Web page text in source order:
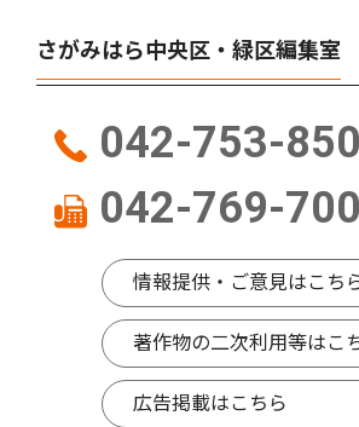
さがみはら中央区・緑区編集室
042-753-
042-769-
情報提供・ご意見はこち
著作物の二次利用等はこ
広告掲載はこちら